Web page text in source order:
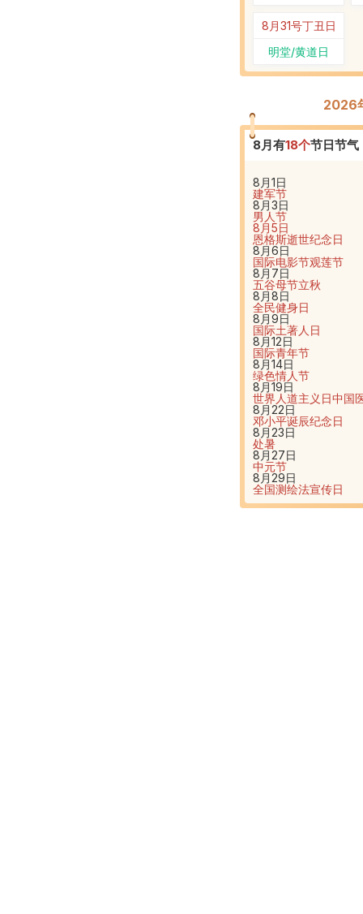
8月31号丁丑日
明堂/黄道日
2026
8月有18个节日节气
8月1日
建军节
8月3日
男人节
8月5日
恩格斯逝世纪念日
8月6日
国际电影节观莲节
8月7日
五谷母节立秋
8月8日
全民健身日
8月9日
国际土著人日
8月12日
国际青年节
8月14日
绿色情人节
8月19日
世界人道主义日中国
8月22日
邓小平诞辰纪念日
8月23日
处暑
8月27日
中元节
8月29日
全国测绘法宣传日